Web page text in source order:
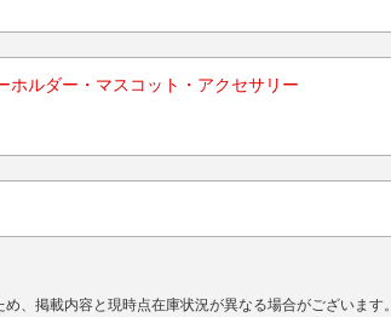
ホルダー・マスコット・アクセサリー
、掲載内容と現時点在庫状況が異なる場合がございます。